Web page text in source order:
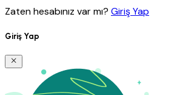
Zaten hesabınız var mı? Giriş Yap
Giriş Yap